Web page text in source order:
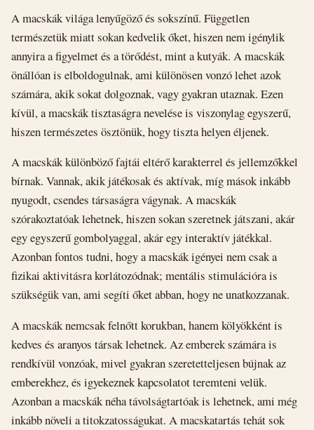
A macskák világa lenyűgöző és sokszínű. Független
természetük miatt sokan kedvelik őket, hiszen nem igénylik
annyira a figyelmet és a törődést, mint a kutyák. A macskák
önállóan is elboldogulnak, ami különösen vonzó lehet azok
számára, akik sokat dolgoznak, vagy gyakran utaznak. Ezen
kívül, a macskák tisztaságra nevelése is viszonylag egyszerű,
hiszen természetes ösztönük, hogy tiszta helyen éljenek.
A macskák különböző fajtái eltérő karakterrel és jellemzőkkel
bírnak. Vannak, akik játékosak és aktívak, míg mások inkább
nyugodt, csendes társaságra vágynak. A macskák
szórakoztatóak lehetnek, hiszen sokan szeretnek játszani, akár
egy egyszerű gombolyaggal, akár egy interaktív játékkal.
Azonban fontos tudni, hogy a macskák igényei nem csak a
fizikai aktivitásra korlátozódnak; mentális stimulációra is
szükségük van, ami segíti őket abban, hogy ne unatkozzanak.
A macskák nemcsak felnőtt korukban, hanem kölyökként is
kedves és aranyos társak lehetnek. Az emberek számára is
rendkívül vonzóak, mivel gyakran szeretetteljesen bújnak az
emberekhez, és igyekeznek kapcsolatot teremteni velük.
Azonban a macskák néha távolságtartóak is lehetnek, ami még
inkább növeli a titokzatosságukat. A macskatartás tehát sok